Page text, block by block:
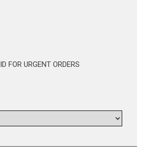
FOR URGENT ORDERS